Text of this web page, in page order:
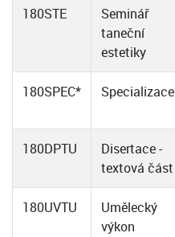
180STE
Seminář
taneční
estetiky
180SPEC* Specializace
180DPTU
Disertace -
textová část
180UVTU
Umělecký
výkon